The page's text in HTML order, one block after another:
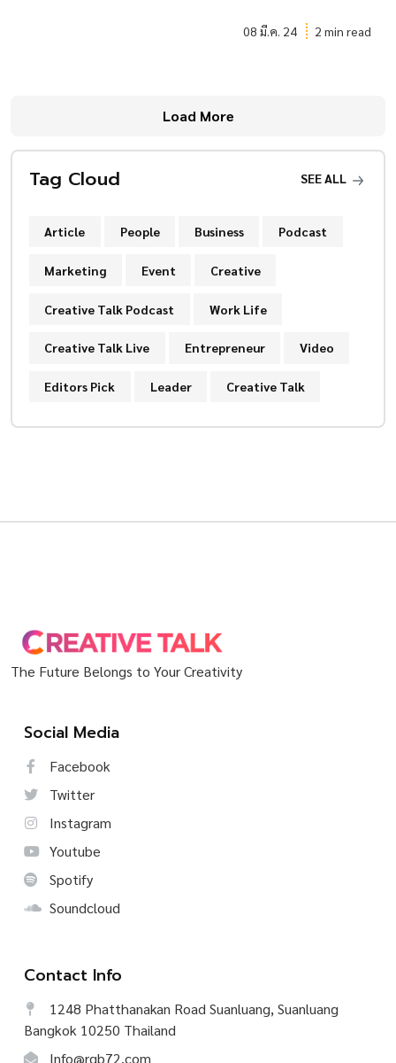
08 มี.ค. 24 2 min read
Load More
Tag Cloud SEE ALL
Article People Business Podcast
Marketing Event Creative
Creative Talk Podcast Work Life
Creative Talk Live Entrepreneur Video
Editors Pick Leader Creative Talk
The Future Belongs to Your Creativity
Social Media
Facebook
Twitter
Instagram
Youtube
Spotify
Soundcloud
Contact Info
1248 Phatthanakan Road Suanluang, Suanluang
Bangkok 10250 Thailand
Info@rgb72.com